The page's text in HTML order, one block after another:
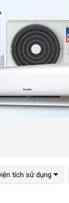
tích sử dụng